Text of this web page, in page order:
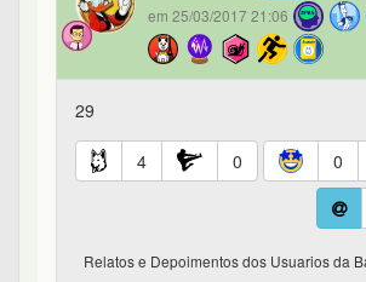
em 25/03/2017 21:06
29
4 0 0
Relatos e Depoimentos dos Usuarios da